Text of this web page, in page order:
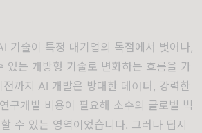
기술이 특정 대기업의 독점에서 벗어나,
있는 개방형 기술로 변화하는 흐름을 가
까지 AI 개발은 방대한 데이터, 강력한
구개발 비용이 필요해 소수의 글로벌 빅
수 있는 영역이었습니다. 그러나 딥시